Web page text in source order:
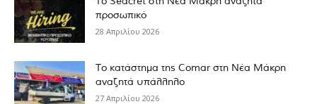
προσωπικό
28 Απριλίου 2026
Το κατάστημα της Comar στη Νέα Μάκρη
αναζητά υπάλληλο
27 Απριλίου 2026